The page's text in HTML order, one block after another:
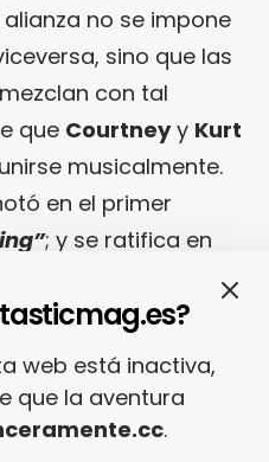
no se impone
sino que las
con tal
que Courtneyy Kurt
musicalmente.
en el primer
; y se ratifica en
, una joyita folk-rock
clase de felicidad
las pequeñas
web está inactiva,
que la aventura
.